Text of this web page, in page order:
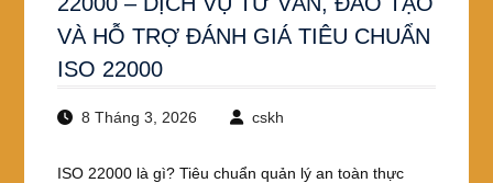
VÀ HỖ TRỢ ĐÁNH GIÁ TIÊU CHUẨN
ISO 22000
8 Tháng 3, 2026 cskh
ISO 22000 là gì? Tiêu chuẩn quản lý an toàn thực